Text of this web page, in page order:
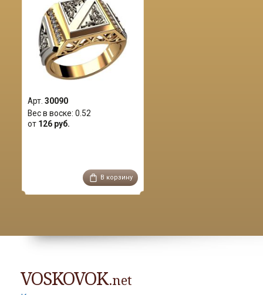
Арт. 30090
Вес в воске: 0.52
от 126 руб.
В корзину
VOSKOVOK.net